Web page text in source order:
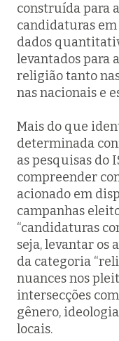
construída para
candidaturas
dados
levantados para
religião tanto
nas nacionais e
Mais do que
determinada
as pesquisas do
compreender
acionado em
campanhas
“candidaturas
seja, levantar os
da categoria
nuances nos
intersecções
gênero,
locais.